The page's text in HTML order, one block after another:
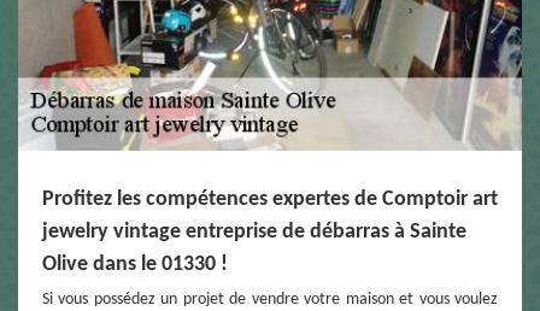
Profitez les compétences expertes de Comptoir art
jewelry vintage entreprise de débarras à Sainte
Olive dans le 01330 !
Si vous possédez un projet de vendre votre maison et vous voulez